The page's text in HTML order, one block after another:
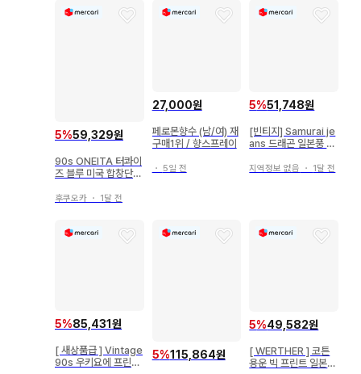
5%59,329원
90s ONEITA 터콰이
즈 블루 미국 합창단
후쿠오카 ・ 1달 전
27,000원
페로몬향수 (남/여) 재
구매1위 / 향스프레이
・ 5일 전
5%51,748원
[빈티지] Samurai je
ans 드래곤 일본풍 패
지역정보 없음 ・ 1달 전
5%85,431원
[ 새상품급 ] Vintage
90s 우키요에 프린트
5%115,864원
5%49,582원
[ WERTHER ] 코튼
용운 빅 프린트 일본풍